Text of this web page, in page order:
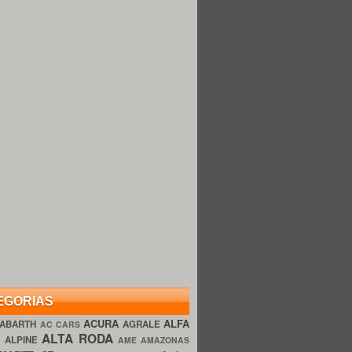
ABARTH AC CARS ACURA AGRALE ALFA
ALPINEALTA RODA AME AMAZONAS